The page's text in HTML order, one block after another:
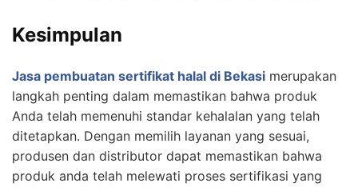
Kesimpulan
Jasa pembuatan sertifikat halal di Bekasi merupakan
langkah penting dalam memastikan bahwa produk
Anda telah memenuhi standar kehalalan yang telah
ditetapkan. Dengan memilih layanan yang sesuai,
produsen dan distributor dapat memastikan bahwa
produk anda telah melewati proses sertifikasi yang